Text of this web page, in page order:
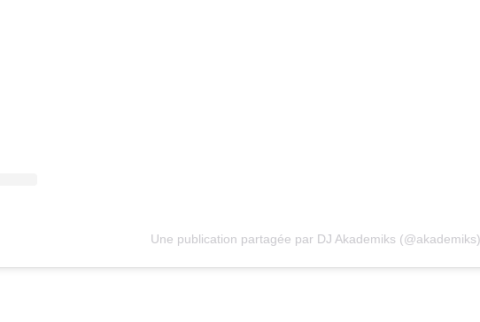
Une publication partagée par DJ Akademiks (@akademiks)